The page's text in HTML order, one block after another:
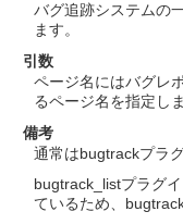
バグ追跡システムの
ます。
引数
ページ名にはバグレ
るページ名を指定し
備考
通常はbugtrackプラ
bugtrack_listプラグ
ているため、